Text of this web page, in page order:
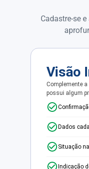
Cadastre-se
Visão
Complemente
possui algum
Dados
Situação
Indicação